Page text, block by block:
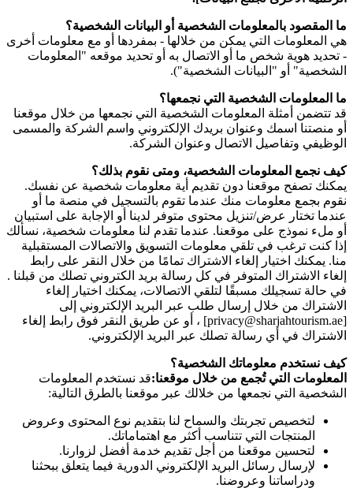
ما المقصود بالمعلومات الشخصية أو البيانات الشخصية؟
هي المعلومات التي يمكن من خلالها - بمفردها أو مع معلومات أخرى
- تحديد هوية شخص ما أو الاتصال به أو تحديد موقعه "المعلومات
الشخصية" أو "البيانات الشخصية").
ما المعلومات الشخصية التي نجمعها؟
قد تتضمن أمثلة المعلومات الشخصية التي نجمعها من خلال موقعنا
أو منصتنا اسمك وعنوان بريدك الإلكتروني واسم الشركة والمسمى
الوظيفي وتفاصيل الاتصال وعنوان الشركة.
كيف نجمع المعلومات الشخصية، ومتى نقوم بذلك؟
يمكنك تصفح موقعنا دون تقديم أية معلومات شخصية عن نفسك.
نقوم بجمع معلومات منك عندما تقوم بالتسجيل في منصة ما أو
عندما تختار عرض/تنزيل محتوى متوفر لدينا أو الإجابة على استبيان
أو ملء نموذج على موقعنا. عندما تقدم لنا معلومات شخصية، نسألك
إذا كنت ترغب في تلقي معلومات التسويق والاتصالات المستقبلية
منا. يمكنك اختيار إلغاء الاشتراك تمامًا من خلال النقر على رابط
إلغاء الاشتراك المتوفر في كل رسالة بريد الكتروني تصلك من قبلنا .
في حالة تسجيلك مسبقًا لتلقي الاتصالات، يمكنك اختيار إلغاء
الاشتراك من خلال إرسال طلب عبر البريد الإلكتروني إلى
[privacy@sharjahtourism.ae] ، أو عن طريق النقر فوق رابط إلغاء
الاشتراك في أي رسالة تصلك عبر البريد الإلكتروني.
كيف نستخدم معلوماتك الشخصية؟
المعلومات التي تُجمع من خلال موقعنا:قد نستخدم المعلومات
الشخصية التي نجمعها من خلالك عبر موقعنا بالطرق التالية:
لتخصيص تجربتك والسماح لنا بتقديم نوع المحتوى وعروض
المنتجات التي تتناسب أكثر مع اهتماماتك.
لتحسين موقعنا من أجل تقديم خدمة أفضل لزوارنا.
لإرسال رسائل البريد الإلكتروني الدورية فيما يتعلق ببحثنا
ودراساتنا وعروضنا.